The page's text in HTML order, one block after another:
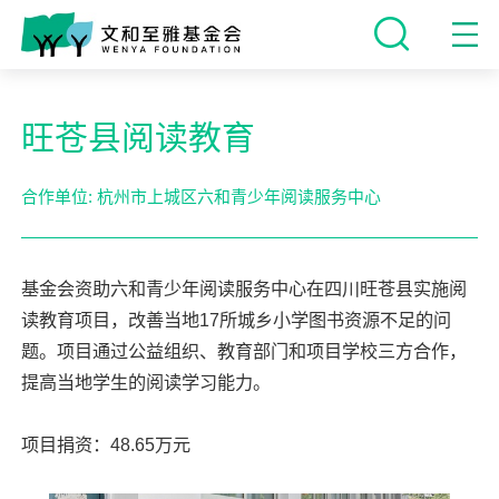
旺苍县阅读教育
合作单位: 杭州市上城区六和青少年阅读服务中心
基金会资助六和青少年阅读服务中心在四川旺苍县实施阅
读教育项目，改善当地17所城乡小学图书资源不足的问
题。项目通过公益组织、教育部门和项目学校三方合作，
提高当地学生的阅读学习能力。
项目捐资：48.65万元